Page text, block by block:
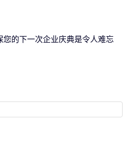
的下一次企业庆典是令人难忘